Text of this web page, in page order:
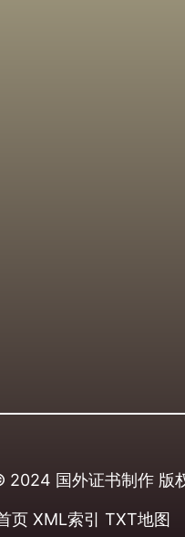
2024 国外证书制作 版
页 XML索引 TXT地图